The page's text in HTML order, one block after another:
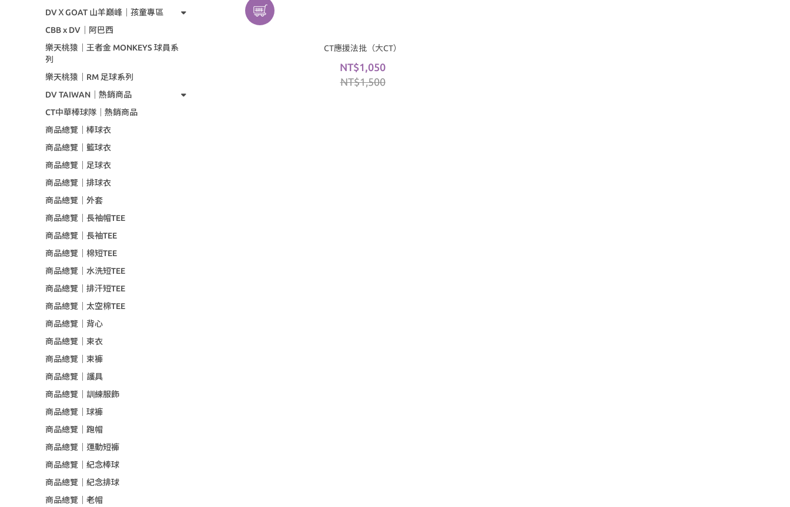
DVＸGOAT 山羊巔峰｜孩童專區
CBB x DV｜阿巴西
樂天桃猿｜王者金 MONKEYS 球員系
列
樂天桃猿｜RM 足球系列
DV TAIWAN｜熱銷商品
CT中華棒球隊｜熱銷商品
商品總覽｜棒球衣
商品總覽｜籃球衣
商品總覽｜足球衣
商品總覽｜排球衣
商品總覽｜外套
商品總覽｜長袖帽TEE
商品總覽｜長袖TEE
商品總覽｜棉短TEE
商品總覽｜水洗短TEE
商品總覽｜排汗短TEE
商品總覽｜太空棉TEE
商品總覽｜背心
商品總覽｜束衣
商品總覽｜束褲
商品總覽｜護具
商品總覽｜訓練服飾
商品總覽｜球褲
商品總覽｜跑帽
商品總覽｜運動短褲
商品總覽｜紀念棒球
商品總覽｜紀念排球
商品總覽｜老帽
CT應援法批（大CT）
NT$1,050
NT$1,500